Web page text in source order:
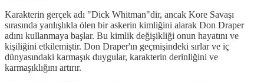
Karakterin gerçek adı "Dick Whitman"dir, ancak Kore Savaşı
sırasında yanlışlıkla ölen bir askerin kimliğini alarak Don Draper
adını kullanmaya başlar. Bu kimlik değişikliği onun hayatını ve
kişiliğini etkilemiştir. Don Draper'ın geçmişindeki sırlar ve iç
dünyasındaki karmaşık duygular, karakterin derinliğini ve
karmaşıklığını artırır.